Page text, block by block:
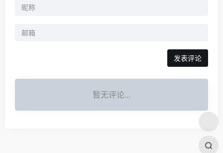
发表评论
暂无评论...